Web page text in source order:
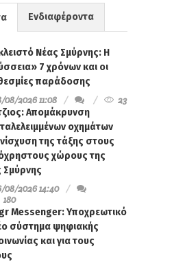
Ενδιαφέροντα
Νέας Σμύρνης: Η
7 χρόνων και οι
παράδοσης
08/2026 11:08
23
Απομάκρυνση
οχημάτων
της τάξης στους
χώρους της
Σμύρνης
08/2026 14:40
180
Messenger: Υποχρεωτικό
σύστημα ψηφιακής
και για τους